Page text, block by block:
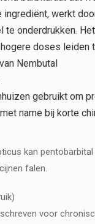
ingrediënt, werkt
te onderdrukken.
doses leiden
Nembutal
gebruikt om
name bij korte
kan
falen.
voor